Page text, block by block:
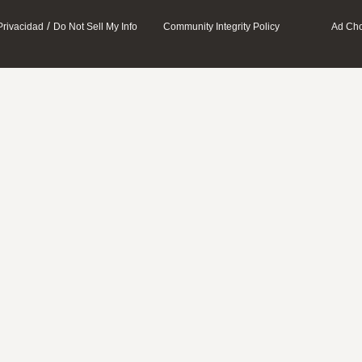
/ Do Not Sell My Info Community Integrity Policy Ad